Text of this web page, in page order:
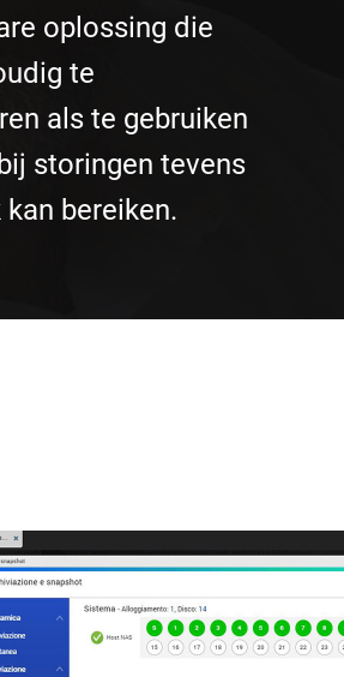
oplossing die
te
als te gebruiken
storingen tevens
bereiken.